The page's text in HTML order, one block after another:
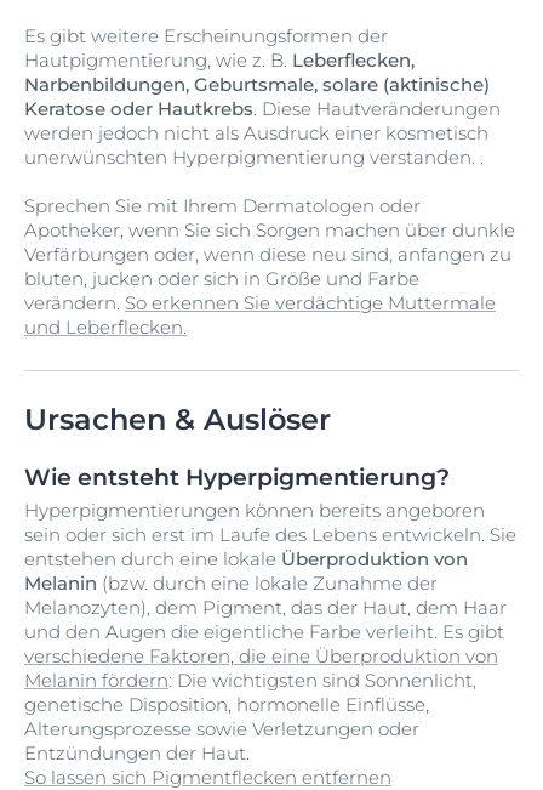
Es gibt weitere Erscheinungsformen der
Hautpigmentierung, wie z. B. Leberflecken,
Narbenbildungen, Geburtsmale, solare (aktinische)
Keratose oder Hautkrebs. Diese Hautveränderungen
werden jedoch nicht als Ausdruck einer kosmetisch
unerwünschten Hyperpigmentierung verstanden. .
Sprechen Sie mit Ihrem Dermatologen oder
Apotheker, wenn Sie sich Sorgen machen über dunkle
Verfärbungen oder, wenn diese neu sind, anfangen zu
bluten, jucken oder sich in Größe und Farbe
verändern. So erkennen Sie verdächtige Muttermale
und Leberflecken.
Ursachen & Auslöser
Wie entsteht Hyperpigmentierung?
Hyperpigmentierungen können bereits angeboren
sein oder sich erst im Laufe des Lebens entwickeln. Sie
entstehen durch eine lokale Überproduktion von
Melanin (bzw. durch eine lokale Zunahme der
Melanozyten), dem Pigment, das der Haut, dem Haar
und den Augen die eigentliche Farbe verleiht. Es gibt
verschiedene Faktoren, die eine Überproduktion von
Melanin fördern: Die wichtigsten sind Sonnenlicht,
genetische Disposition, hormonelle Einflüsse,
Alterungsprozesse sowie Verletzungen oder
Entzündungen der Haut.
So lassen sich Pigmentflecken entfernen